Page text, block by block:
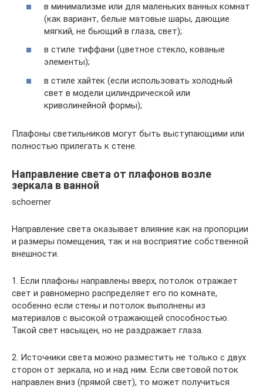
в минимализме или для маленьких ванных комнат
(как вариант, белые матовые шары, дающие
мягкий, не бьющий в глаза, свет);
в стиле тиффани (цветное стекло, кованые
элементы);
в стиле хайтек (если использовать холодный
свет в модели цилиндрической или
криволинейной формы);
Плафоны светильников могут быть выступающими или
полностью прилегать к стене.
Направление света от плафонов возле
зеркала в ванной
schoerner
Направление света оказывает влияние как на пропорции
и размеры помещения, так и на восприятие собственной
внешности.
1. Если плафоны направлены вверх, потолок отражает
свет и равномерно распределяет его по комнате,
особенно если стены и потолок выполнены из
материалов с высокой отражающей способностью.
Такой свет насыщен, но не раздражает глаза.
2. Источники света можно разместить не только с двух
сторон от зеркала, но и над ним. Если световой поток
направлен вниз (прямой свет), то может получиться